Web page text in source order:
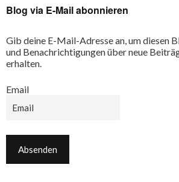
Blog via E-Mail abonnieren
Gib deine E-Mail-Adresse an, um diesen
und Benachrichtigungen über neue
erhalten.
Email